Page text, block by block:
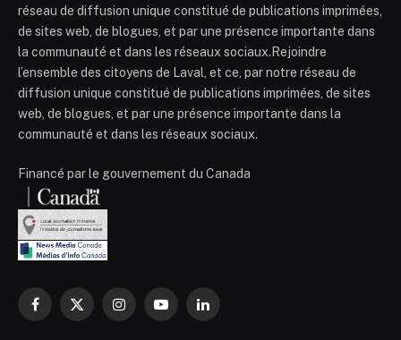
réseau de diffusion unique constitué de publications imprimées,
de sites web, de blogues, et par une présence importante dans
la communauté et dans les réseaux sociaux.Rejoindre
l’ensemble des citoyens de Laval, et ce, par notre réseau de
diffusion unique constitué de publications imprimées, de sites
web, de blogues, et par une présence importante dans la
communauté et dans les réseaux sociaux.
Financé par le gouvernement du Canada
Facebook
X
InstagramYouTubeLinkedIn